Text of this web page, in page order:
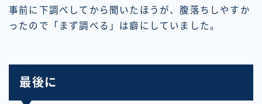
事前に下調べしてから聞いたほうが、腹落ちしやすか
ったので「まず調べる」は癖にしていました。
最後に